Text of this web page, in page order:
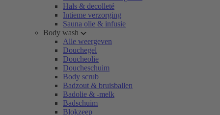
Hals & decolleté
Intieme verzorging
Sauna olie & infusie
Body wash
Alle weergeven
Douchegel
Doucheolie
Doucheschuim
Body scrub
Badzout & bruisballen
Badolie & -melk
Badschuim
Blokzeep